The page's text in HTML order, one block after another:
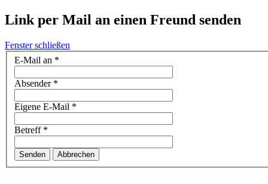
Link per Mail an einen Freund senden
Fenster schließen
E-Mail an *
Absender*
Eigene E-Mail *
Betreff*
Senden Abbrechen